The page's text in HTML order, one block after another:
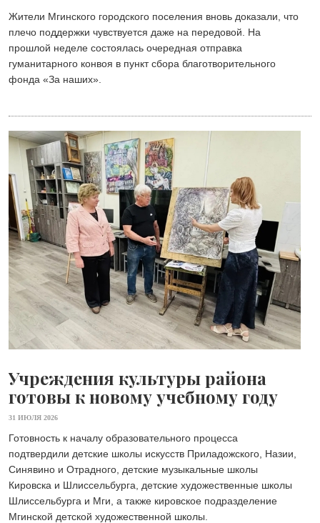
Жители Мгинского городского поселения вновь доказали, что
плечо поддержки чувствуется даже на передовой. На
прошлой неделе состоялась очередная отправка
гуманитарного конвоя в пункт сбора благотворительного
фонда «Зa наших».
Учреждения культуры района
готовы к новому учебному году
31 ИЮЛЯ 2026
Готовность к началу образовательного процесса
подтвердили детские школы искусств Приладожского, Назии,
Синявино и Отрадного, детские музыкальные школы
Кировска и Шлиссельбурга, детские художественные школы
Шлиссельбурга и Мги, а также кировское подразделение
Мгинской детской художественной школы.